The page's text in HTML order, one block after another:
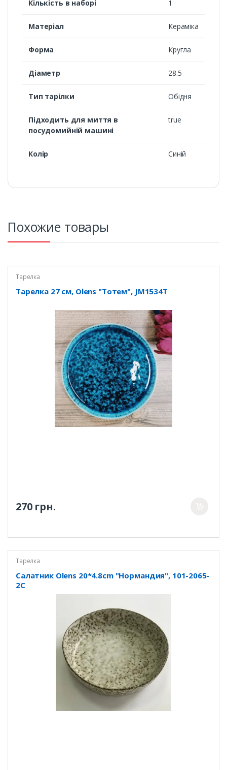
Кількість в наборі 1
Матеріал Кераміка
Форма Кругла
Діаметр 28.5
Тип тарілки Обідня
Підходить для миття в
посудомийній машині
true
Колір Синій
Похожие товары
Тарелка
Тарелка 27 см, Olens "Тотем", JM1534T
270 грн.
Тарелка
Салатник Olens 20*4.8cm "Нормандия", 101-2065-
2C